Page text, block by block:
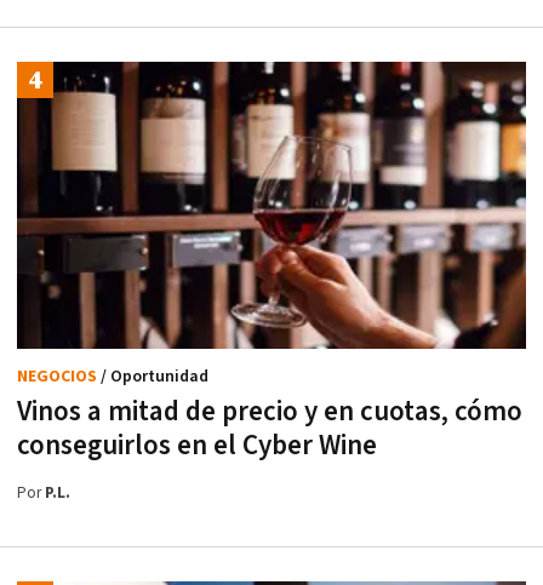
Vinos a mitad de precio y en cuotas, cómo
conseguirlos en el Cyber Wine
NEGOCIOS / Oportunidad
PorP.L.